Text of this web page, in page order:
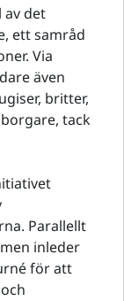
av det
ett samråd
Via
även
britter,
tack
Parallellt
inleder
för att